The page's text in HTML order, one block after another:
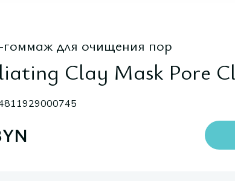
для очищения пор
Clay Mask Pore